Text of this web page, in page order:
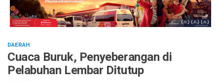
DAERAH
Cuaca Buruk, Penyeberangan di
Pelabuhan Lembar Ditutup